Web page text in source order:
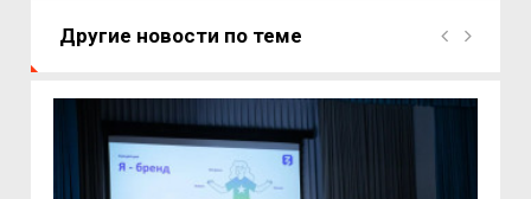
Другие новости по теме